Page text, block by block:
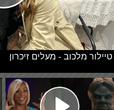
טיילור מלכוב - מעלים זיכרון